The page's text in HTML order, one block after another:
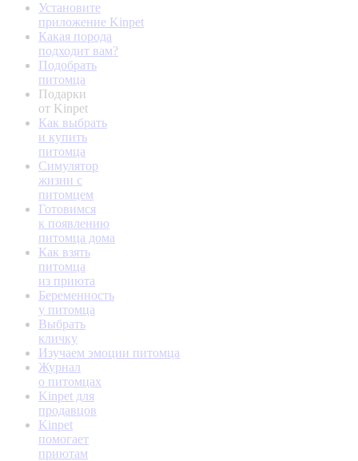
Установите
приложение Kinpet
Какая порода
подходит вам?
Подобрать
питомца
Подарки
от Kinpet
Как выбрать
и купить
питомца
Симулятор
жизни с
питомцем
Готовимся
к появлению
питомца дома
Как взять
питомца
из приюта
Беременность
у питомца
Выбрать
кличку
Изучаем эмоции питомца
Журнал
о питомцах
Kinpet для
продавцов
Kinpet
помогает
приютам